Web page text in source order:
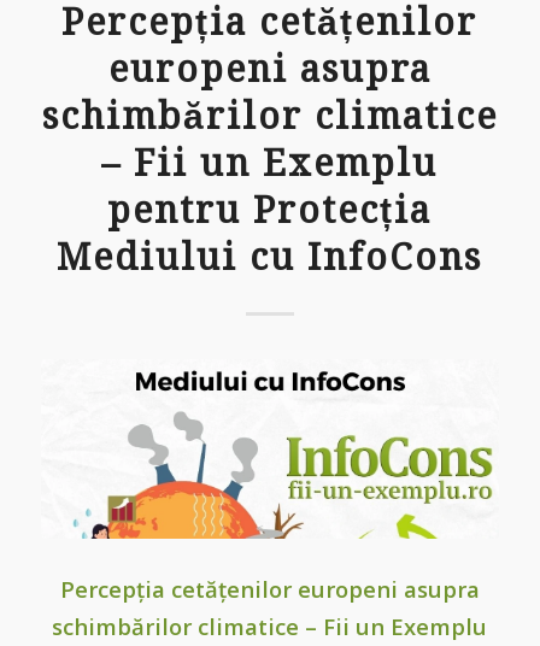
Percepția cetățenilor
europeni asupra
schimbărilor climatice
– Fii un Exemplu
pentru Protecția
Mediului cu InfoCons
Percepția cetățenilor europeni asupra
schimbărilor climatice – Fii un Exemplu